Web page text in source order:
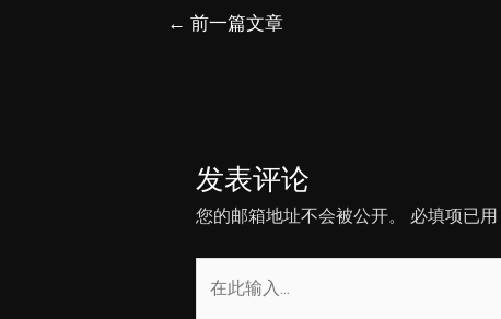
← 前一篇文章
发表评论
您的邮箱地址不会被公开。 必填项已用